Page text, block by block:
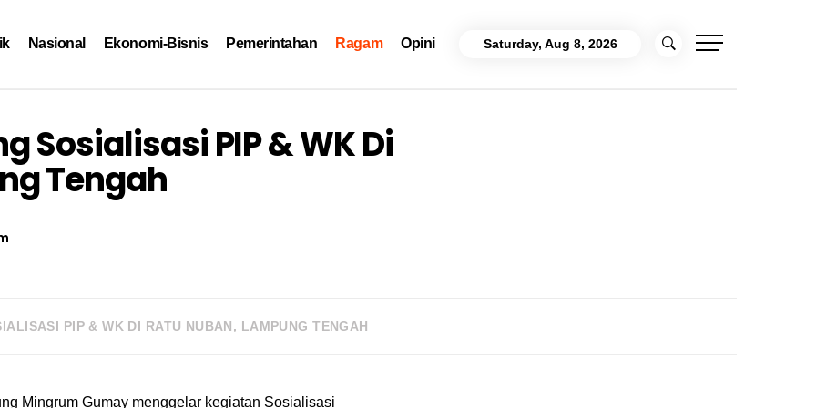
Nasional Ekonomi-Bisnis Pemerintahan Ragam Opini Saturday, Aug 8, 2026
Sosialisasi PIP & WK Di
Tengah
PIP & WK DI RATU NUBAN, LAMPUNG TENGAH
Mingrum Gumay menggelar kegiatan Sosialisasi